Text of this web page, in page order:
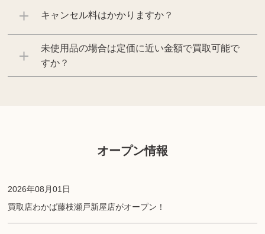
キャンセル料はかかりますか？
未使用品の場合は定価に近い金額で買取可能で
すか？
オープン情報
2026年08月01日
買取店わかば藤枝瀬戸新屋店がオープン！